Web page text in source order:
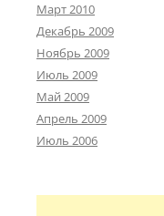
Март 2010
Декабрь 2009
Ноябрь 2009
Июль 2009
Май 2009
Апрель 2009
Июль 2006